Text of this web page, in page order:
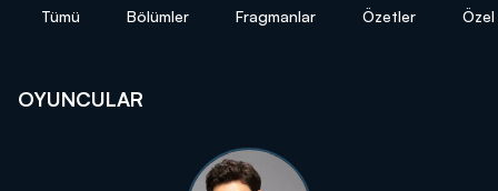
Tümü Bölümler Fragmanlar Özetler
OYUNCULAR